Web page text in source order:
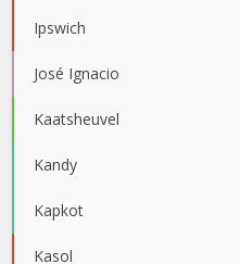
Ipswich
José Ignacio
Kaatsheuvel
Kandy
Kapkot
Kasol